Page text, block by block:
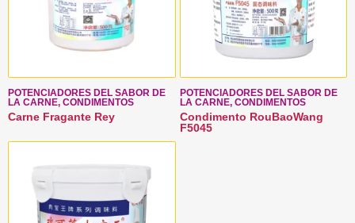
POTENCIADORES DEL SABOR DE
LA CARNE, CONDIMENTOS
Carne Fragante Rey
POTENCIADORES DEL SABOR DE
LA CARNE, CONDIMENTOS
Condimento RouBaoWang
F5045